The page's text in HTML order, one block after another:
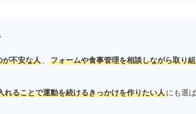
が不安な人 、
フォームや食事管理を相談しながら取り
れることで運動を続けるきっかけを作りたい人にも選